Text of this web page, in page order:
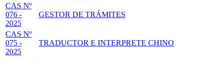
CAS Nº
076 -
2025
GESTOR DE TRÁMITES
CAS Nº
075 -
2025
TRADUCTOR E INTERPRETE CHINO